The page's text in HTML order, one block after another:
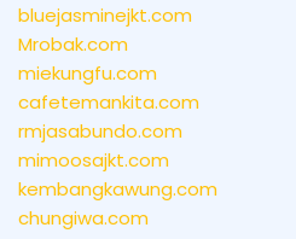
bluejasminejkt.com
Mrobak.com
miekungfu.com
cafetemankita.com
rmjasabundo.com
mimoosajkt.com
kembangkawung.com
chungiwa.com